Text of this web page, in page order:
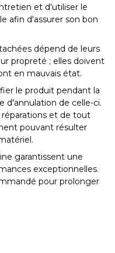
et d'utiliser le
afin d'assurer son bon
dépend de leurs
propreté ; elles doivent
en mauvais état.
le produit pendant la
d'annulation de celle-ci.
réparations et de tout
pouvant résulter
garantissent une
exceptionnelles.
pour prolonger